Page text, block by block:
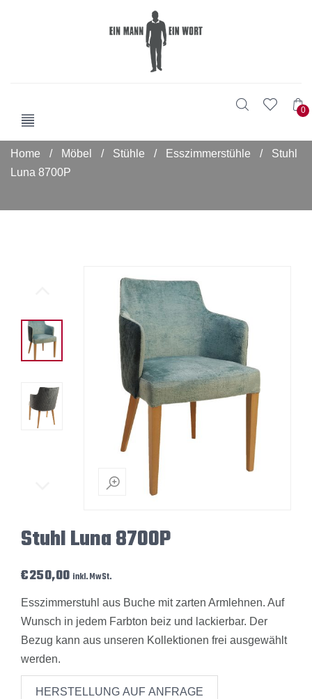
0
Home / Möbel / Stühle / Esszimmerstühle /
Stuhl
Luna 8700P
Stuhl Luna 8700P
€250,00 inkl. MwSt.
Esszimmerstuhl aus Buche mit zarten Armlehnen. Auf
Wunsch in jedem Farbton beiz und lackierbar. Der
Bezug kann aus unseren Kollektionen frei ausgewählt
werden.
HERSTELLUNG AUF ANFRAGE